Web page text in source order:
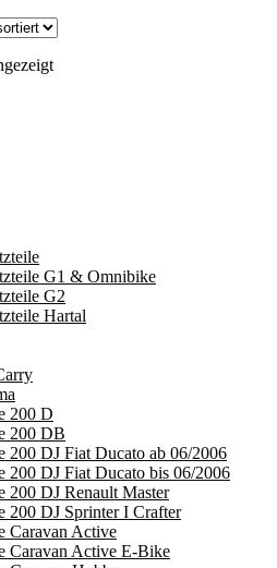
Nach
G1 & Omnibike
G2
Hartal
200 D
200 DB
200 DJ Fiat Ducato ab 06/2006
200 DJ Fiat Ducato bis 06/2006
200 DJ Renault Master
200 DJ Sprinter I Crafter
Caravan Active
Caravan Active E-Bike